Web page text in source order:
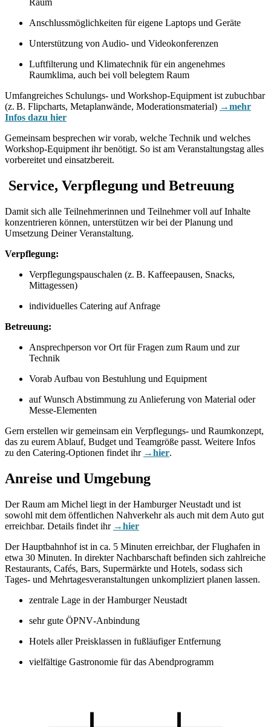
Raum
Anschlussmöglichkeiten für eigene Laptops und Geräte
Unterstützung von Audio- und Videokonferenzen
Luftfilterung und Klimatechnik für ein angenehmes
Raumklima, auch bei voll belegtem Raum
Umfangreiches Schulungs- und Workshop‑Equipment ist zubuchbar
(z. B. Flipcharts, Metaplanwände, Moderationsmaterial) →mehr
Infos dazu hier
Gemeinsam besprechen wir vorab, welche Technik und welches
Workshop‑Equipment ihr benötigt. So ist am Veranstaltungstag alles
vorbereitet und einsatzbereit.
Service, Verpflegung und Betreuung
Damit sich alle Teilnehmerinnen und Teilnehmer voll auf Inhalte
konzentrieren können, unterstützen wir bei der Planung und
Umsetzung Deiner Veranstaltung.
Verpflegung:
Verpflegungspauschalen (z. B. Kaffeepausen, Snacks,
Mittagessen)
individuelles Catering auf Anfrage
Betreuung:
Ansprechperson vor Ort für Fragen zum Raum und zur
Technik
Vorab Aufbau von Bestuhlung und Equipment
auf Wunsch Abstimmung zu Anlieferung von Material oder
Messe‑Elementen
Gern erstellen wir gemeinsam ein Verpflegungs‑ und Raumkonzept,
das zu eurem Ablauf, Budget und Teamgröße passt. Weitere Infos
zu den Catering-Optionen findet ihr →hier.
Anreise und Umgebung
Der Raum am Michel liegt in der Hamburger Neustadt und ist
sowohl mit dem öffentlichen Nahverkehr als auch mit dem Auto gut
erreichbar. Details findet ihr →hier
Der Hauptbahnhof ist in ca. 5 Minuten erreichbar, der Flughafen in
etwa 30 Minuten. In direkter Nachbarschaft befinden sich zahlreiche
Restaurants, Cafés, Bars, Supermärkte und Hotels, sodass sich
Tages‑ und Mehrtagesveranstaltungen unkompliziert planen lassen.
zentrale Lage in der Hamburger Neustadt
sehr gute ÖPNV‑Anbindung
Hotels aller Preisklassen in fußläufiger Entfernung
vielfältige Gastronomie für das Abendprogramm